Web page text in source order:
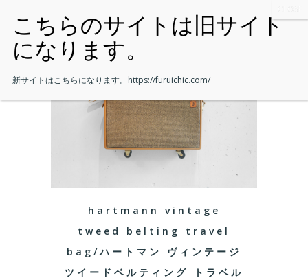
hartmann vintage
tweed belting travel
bag/ハートマン ヴィンテージ
ツイードベルティング トラベル
新サイトはこちらになります。 https://furuichic.com/